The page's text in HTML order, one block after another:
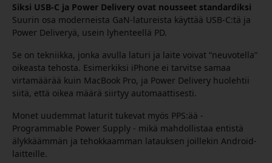
Siksi USB-C ja Power Delivery ovat nousseet standardiksi
Suurin osa moderneista GaN-latureista käyttää USB-C:tä ja
Power Deliveryä, usein lyhenteellä PD.
Se on tekniikka, jonka avulla laturi ja laite voivat “neuvotella”
oikeasta tehosta. Esimerkiksi iPhone ei tarvitse samaa
virtamäärää kuin MacBook Pro, ja Power Delivery huolehtii
siitä, että oikea määrä siirtyy automaattisesti.
Monet uudemmat laturit tukevat myös PPS:ää -
Programmable Power Supply - mikä mahdollistaa entistä
älykkäämmän ja tehokkaamman latauksen joillekin Android-
laitteille.